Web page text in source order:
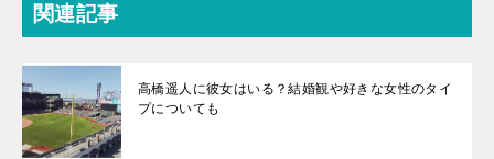
関連記事
高橋遥人に彼女はいる？結婚観や好きな女性のタイ
プについても